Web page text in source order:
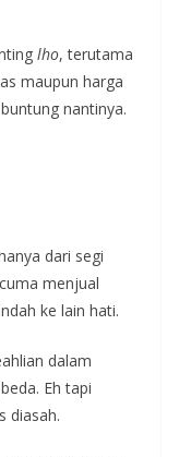
lho, terutama
maupun harga
nantinya.
dari segi
menjual
ke lain hati.
dalam
Eh tapi
diasah.